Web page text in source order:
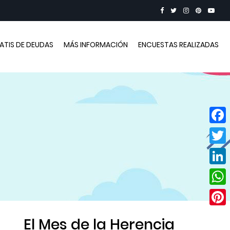
DE DEUDAS MÁS INFORMACIÓN ENCUESTAS REALIZADAS
El Mes de la Herencia